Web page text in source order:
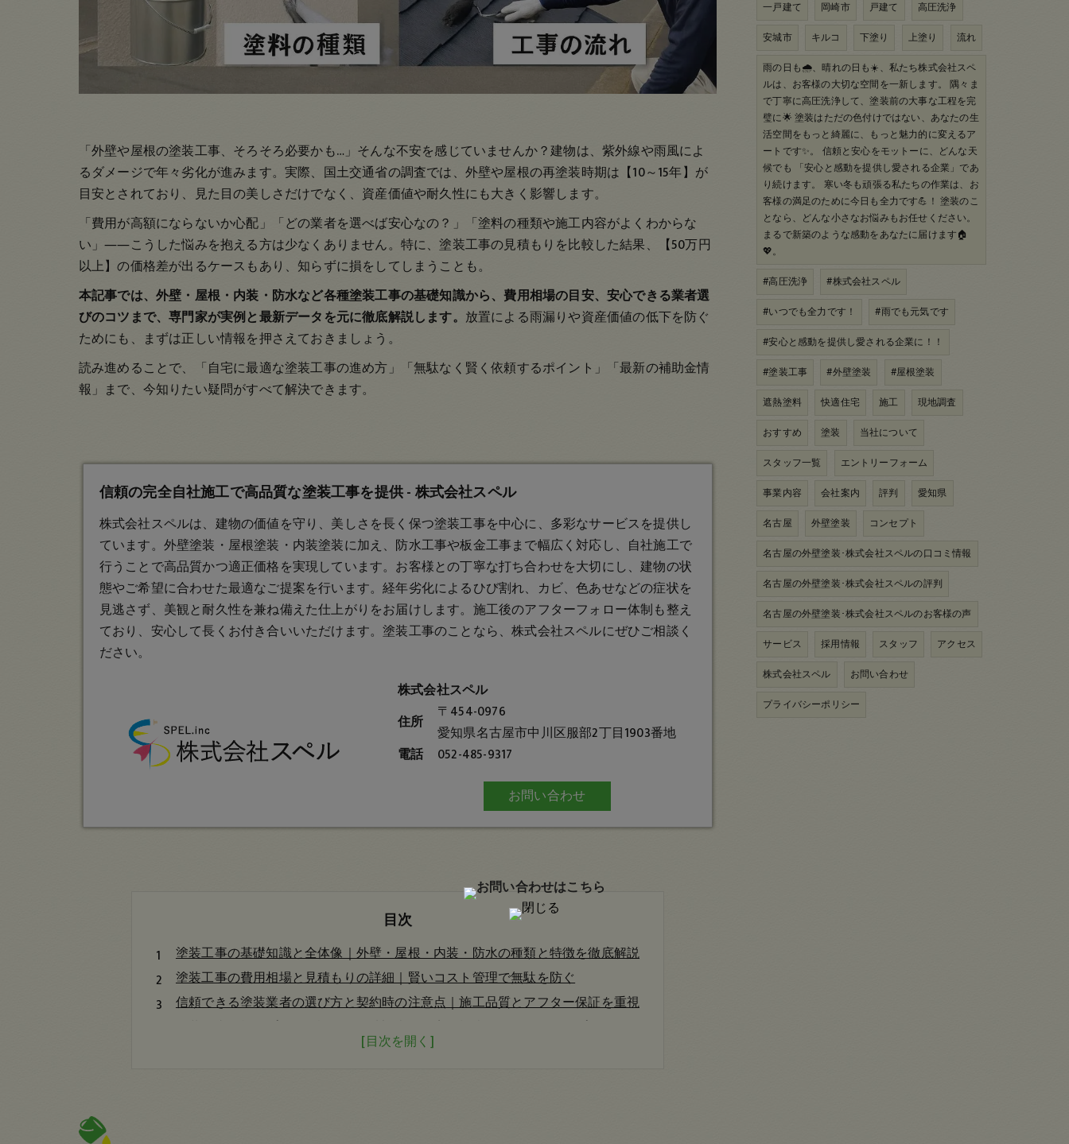
「外壁や屋根の塗装工事、そろそろ必要かも…」そんな不安を感じていませんか？建物は、紫外線や雨風によ
るダメージで年々劣化が進みます。実際、国土交通省の調査では、外壁や屋根の再塗装時期は【10～15年】が
目安とされており、見た目の美しさだけでなく、資産価値や耐久性にも大きく影響します。
「費用が高額にならないか心配」「どの業者を選べば安心なの？」「塗料の種類や施工内容がよくわからな
い」――こうした悩みを抱える方は少なくありません。特に、塗装工事の見積もりを比較した結果、【50万円
以上】の価格差が出るケースもあり、知らずに損をしてしまうことも。
本記事では、外壁・屋根・内装・防水など各種塗装工事の基礎知識から、費用相場の目安、安心できる業者選
びのコツまで、専門家が実例と最新データを元に徹底解説します。 放置による雨漏りや資産価値の低下を防ぐ
ためにも、まずは正しい情報を押さえておきましょう。
読み進めることで、「自宅に最適な塗装工事の進め方」「無駄なく賢く依頼するポイント」「最新の補助金情
報」まで、今知りたい疑問がすべて解決できます。
信頼の完全自社施工で高品質な塗装工事を提供 - 株式会社スペル
株式会社スペルは、建物の価値を守り、美しさを長く保つ塗装工事を中心に、多彩なサービスを提供し
ています。外壁塗装・屋根塗装・内装塗装に加え、防水工事や板金工事まで幅広く対応し、自社施工で
行うことで高品質かつ適正価格を実現しています。お客様との丁寧な打ち合わせを大切にし、建物の状
態やご希望に合わせた最適なご提案を行います。経年劣化によるひび割れ、カビ、色あせなどの症状を
見逃さず、美観と耐久性を兼ね備えた仕上がりをお届けします。施工後のアフターフォロー体制も整え
ており、安心して長くお付き合いいただけます。塗装工事のことなら、株式会社スペルにぜひご相談く
ださい。
株式会社スペル
住所
〒454-0976
愛知県名古屋市中川区服部2丁目1903番地
電話
052-485-9317
お問い合わせ
目次
塗装工事の基礎知識と全体像｜外壁・屋根・内装・防水の種類と特徴を徹底解説
塗装工事の費用相場と見積もりの詳細｜賢いコスト管理で無駄を防ぐ
信頼できる塗装業者の選び方と契約時の注意点｜施工品質とアフター保証を重視
塗装工事の施工プロセス詳細｜現地調査から完了検査までの全ステップ
一戸建て
岡崎市 戸建て
高圧洗浄
安城市
キルコ 下塗り 上塗り
流れ
雨の日も🌧、晴れの日も☀️、私たち株式会社スペ
ルは、お客様の大切な空間を一新します。 隅々ま
で丁寧に高圧洗浄して、塗装前の大事な工程を完
璧に🌟 塗装はただの色付けではない、あなたの生
活空間をもっと綺麗に、もっと魅力的に変えるア
ートです✨。 信頼と安心をモットーに、どんな天
候でも 「安心と感動を提供し愛される企業」であ
り続けます。 寒い冬も頑張る私たちの作業は、お
客様の満足のために今日も全力です💪！ 塗装のこ
となら、どんな小さなお悩みもお任せください。
まるで新築のような感動をあなたに届けます🏠
💖。
#高圧洗浄
#株式会社スペル
#いつでも全力です！
#雨でも元気です
#安心と感動を提供し愛される企業に！！
#塗装工事
#外壁塗装
#屋根塗装
遮熱塗料
快適住宅 施工
現地調査
おすすめ
塗装
当社について
スタッフ一覧
エントリーフォーム
事業内容
会社案内 評判
愛知県
名古屋
外壁塗装
コンセプト
名古屋の外壁塗装･株式会社スペルの口コミ情報
名古屋の外壁塗装･株式会社スペルの評判
名古屋の外壁塗装･株式会社スペルのお客様の声
サービス
採用情報 スタッフ
アクセス
株式会社スペル
お問い合わせ
プライバシーポリシー